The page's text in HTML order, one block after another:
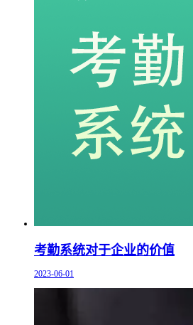
考勤系统对于企业的价值
2023-06-01